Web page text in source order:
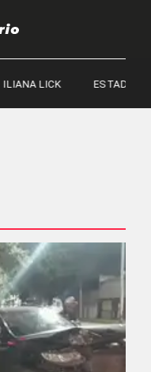
LICK ESTADOS